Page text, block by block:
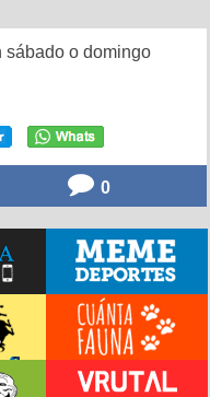
sábado o domingo
0